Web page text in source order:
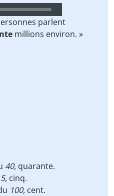
parlent
millions environ. »
40, quarante.
5, cinq.
100, cent.